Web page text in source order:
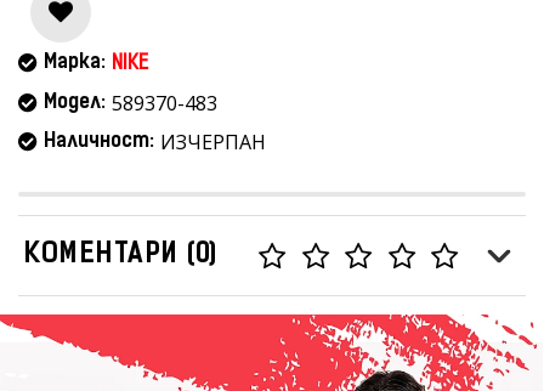
Марка: NIKE
Модел: 589370-483
Наличност: ИЗЧЕРПАН
КОМЕНТАРИ (0)